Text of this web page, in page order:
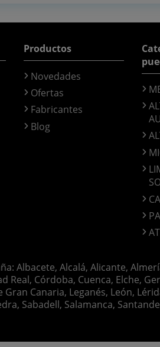
Productos
Novedades
Ofertas
Fabricantes
Blog
Albacete, Alcalá, Alicante,
Real, Córdoba, Cuenca, Elche,
Gran Canaria, Leganés, León,
Sabadell, Salamanca,